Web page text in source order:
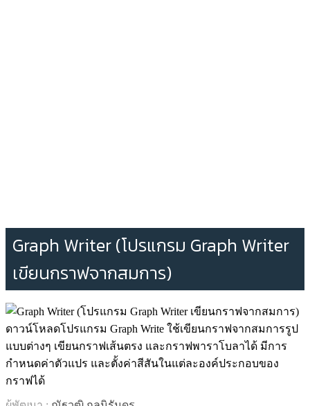
Graph Writer (โปรแกรม Graph Writer
เขียนกราฟจากสมการ)
ดาวน์โหลดโปรแกรม Graph Write ใช้เขียนกราฟจากสมการรูป
แบบต่างๆ เขียนกราฟเส้นตรง และกราฟพาราโบลาได้ มีการ
กำหนดค่าตัวแปร และตั้งค่าสีสันในแต่ละองค์ประกอบของ
กราฟได้